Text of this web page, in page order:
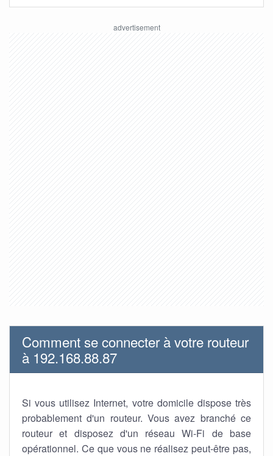
Comment se connecter à votre routeur
à 192.168.88.87
Si vous utilisez Internet, votre domicile dispose très
probablement d'un routeur. Vous avez branché ce
routeur et disposez d'un réseau Wi-Fi de base
opérationnel. Ce que vous ne réalisez peut-être pas,